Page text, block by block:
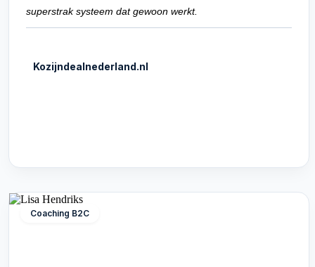
superstrak systeem dat gewoon werkt.
Kozijndealnederland.nl
Coaching B2C